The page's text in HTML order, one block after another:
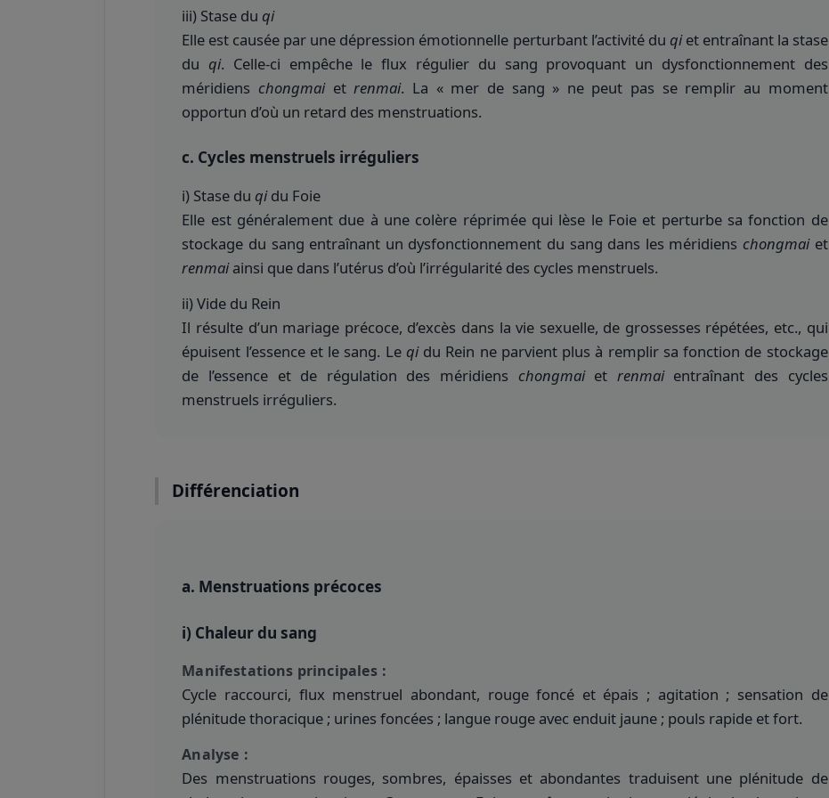
iii) Stase du qi
Elle est causée par une dépression émotionnelle perturbant l’activité du qiet entraînant la stase
du qi. Celle-ci empêche le flux régulier du sang provoquant un dysfonctionnement des
méridiens chongmaietrenmai. La « mer de sang » ne peut pas se remplir au moment
opportun d’où un retard des menstruations.
c. Cycles menstruels irréguliers
i) Stase du qidu Foie
Elle est généralement due à une colère réprimée qui lèse le Foie et perturbe sa fonction de
stockage du sang entraînant un dysfonctionnement du sang dans les méridiens chongmaiet
renmaiainsi que dans l’utérus d’où l’irrégularité des cycles menstruels.
ii) Vide du Rein
Il résulte d’un mariage précoce, d’excès dans la vie sexuelle, de grossesses répétées, etc., qui
épuisent l’essence et le sang. Le qidu Rein ne parvient plus à remplir sa fonction de stockage
de l’essence et de régulation des méridiens chongmaiet renmaientraînant des cycles
menstruels irréguliers.
Différenciation
a. Menstruations précoces
i) Chaleur du sang
Manifestations principales :
Cycle raccourci, flux menstruel abondant, rouge foncé et épais ; agitation ; sensation de
plénitude thoracique ; urines foncées ; langue rouge avec enduit jaune ; pouls rapide et fort.
Analyse :
Des menstruations rouges, sombres, épaisses et abondantes traduisent une plénitude de